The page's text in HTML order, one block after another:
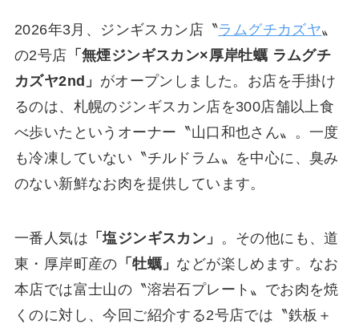
2026年3月、ジンギスカン店〝ラムグチカズヤ〟
の2号店 「無煙ジンギスカン×厚岸牡蠣 ラムグチ
カズヤ2nd」 がオープンしました。お店を手掛け
るのは、札幌のジンギスカン店を300店舗以上食
べ歩いたというオーナー〝山口和也さん〟。一度
も冷凍していない〝チルドラム〟を中心に、臭み
のない新鮮なお肉を提供しています。
一番人気は 「塩ジンギスカン」
。その他にも、道
東・厚岸町産の 「牡蠣」 などが楽しめます。なお
本店では富士山の〝溶岩石プレート〟でお肉を焼
くのに対し、今回ご紹介する2号店では〝鉄板＋